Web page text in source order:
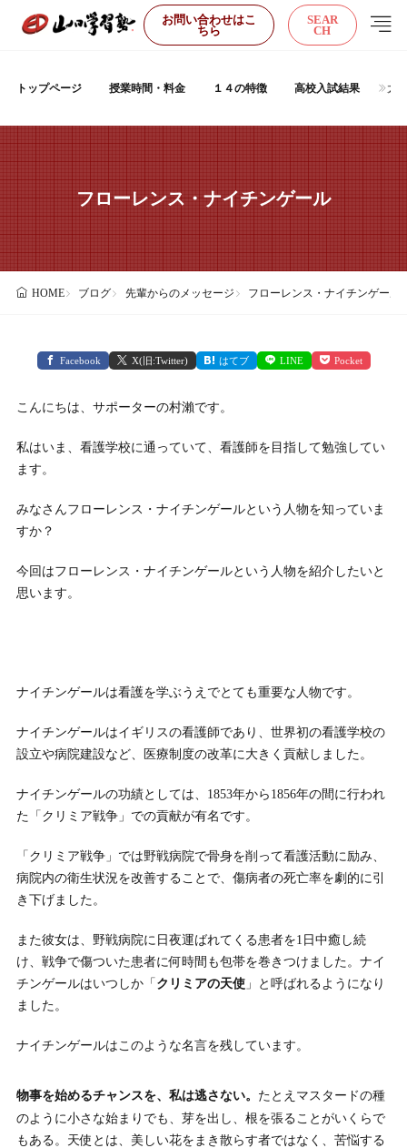
お問い合わせはこ
ちら
SEAR
CH
トップページ 授業時間・料金 １４の特徴 高校入試結果 大
フローレンス・ナイチンゲール
HOME ブログ 先輩からのメッセージ フローレンス・ナイチンゲール
Facebook X(旧:Twitter) はてブ LINE Pocket
こんにちは、サポーターの村瀨です。
私はいま、看護学校に通っていて、看護師を目指して勉強してい
ます。
みなさんフローレンス・ナイチンゲールという人物を知っていま
すか？
今回はフローレンス・ナイチンゲールという人物を紹介したいと
思います。
ナイチンゲールは看護を学ぶうえでとても重要な人物です。
ナイチンゲールはイギリスの看護師であり、世界初の看護学校の
設立や病院建設など、医療制度の改革に大きく貢献しました。
ナイチンゲールの功績としては、1853年から1856年の間に行われ
た「クリミア戦争」での貢献が有名です。
「クリミア戦争」では野戦病院で骨身を削って看護活動に励み、
病院内の衛生状況を改善することで、傷病者の死亡率を劇的に引
き下げました。
また彼女は、野戦病院に日夜運ばれてくる患者を1日中癒し続
け、戦争で傷ついた患者に何時間も包帯を巻きつけました。ナイ
チンゲールはいつしか「 クリミアの天使」と呼ばれるようになり
ました。
ナイチンゲールはこのような名言を残しています。
物事を始めるチャンスを、私は逃さない。 たとえマスタードの種
のように小さな始まりでも、芽を出し、根を張ることがいくらで
もある。天使とは、美しい花をまき散らす者ではなく、苦悩する